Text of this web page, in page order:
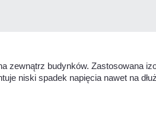
zewnątrz budynków. Zastosowana
niski spadek napięcia nawet na